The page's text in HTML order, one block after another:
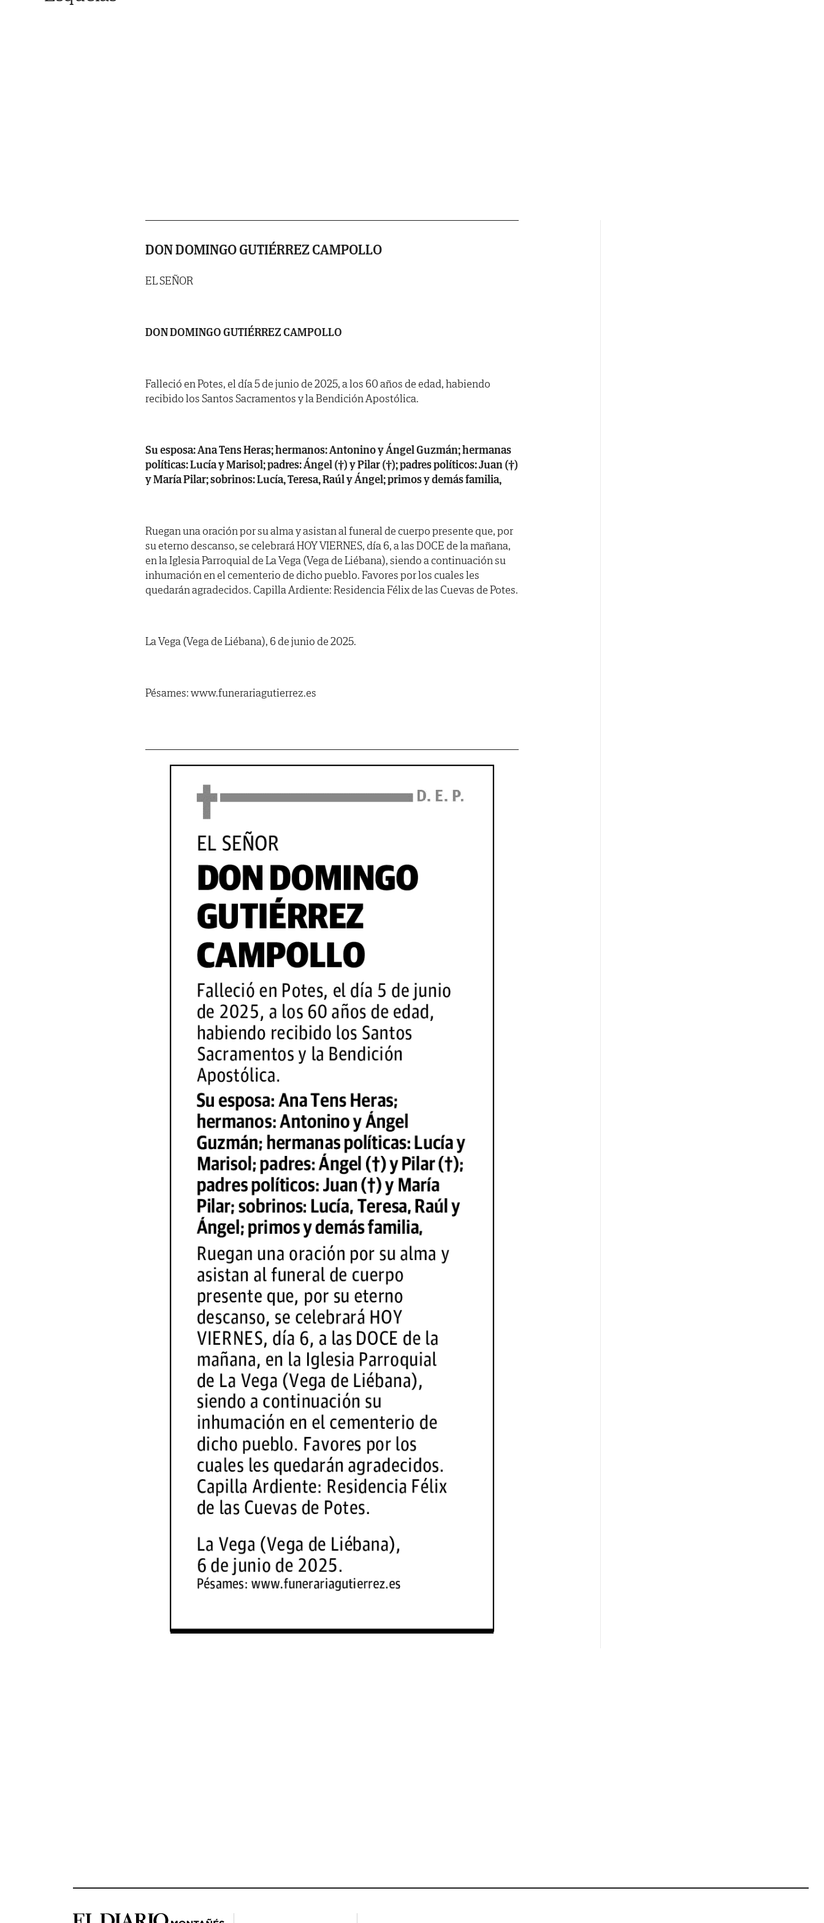
DON DOMINGO GUTIÉRREZ CAMPOLLO
EL SEÑOR
DON DOMINGO GUTIÉRREZ CAMPOLLO
Falleció en Potes, el día 5 de junio de 2025, a los 60 años de edad, habiendo
recibido los Santos Sacramentos y la Bendición Apostólica.
Su esposa: Ana Tens Heras; hermanos: Antonino y Ángel Guzmán; hermanas
políticas: Lucía y Marisol; padres: Ángel (†) y Pilar (†); padres políticos: Juan (†)
y María Pilar; sobrinos: Lucía, Teresa, Raúl y Ángel; primos y demás familia,
Ruegan una oración por su alma y asistan al funeral de cuerpo presente que, por
su eterno descanso, se celebrará HOY VIERNES, día 6, a las DOCE de la mañana,
en la Iglesia Parroquial de La Vega (Vega de Liébana), siendo a continuación su
inhumación en el cementerio de dicho pueblo. Favores por los cuales les
quedarán agradecidos. Capilla Ardiente: Residencia Félix de las Cuevas de Potes.
La Vega (Vega de Liébana), 6 de junio de 2025.
Pésames: www.funerariagutierrez.es